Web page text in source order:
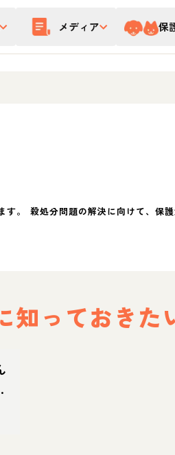
メディア 保
。 殺処分問題の解決に向けて、保
知っておきた